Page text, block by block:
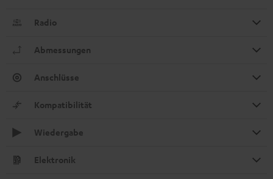
Radio
Abmessungen
Anschlüsse
Kompatibilität
Wiedergabe
Elektronik